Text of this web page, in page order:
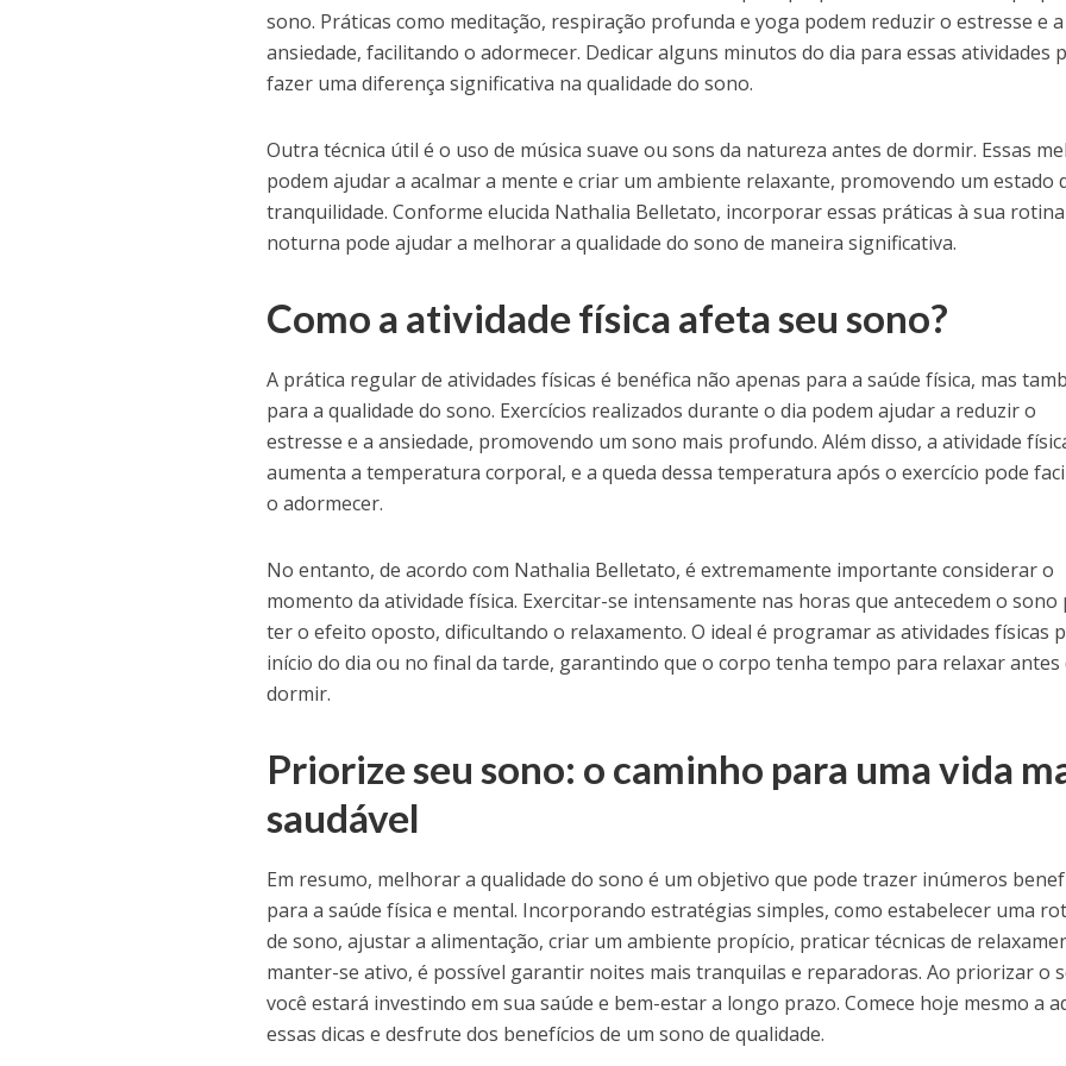
sono. Práticas como meditação, respiração profunda e yoga podem reduzir o estresse e a
ansiedade, facilitando o adormecer. Dedicar alguns minutos do dia para essas atividades
fazer uma diferença significativa na qualidade do sono.
Outra técnica útil é o uso de música suave ou sons da natureza antes de dormir. Essas
podem ajudar a acalmar a mente e criar um ambiente relaxante, promovendo um estado
tranquilidade. Conforme elucida Nathalia Belletato, incorporar essas práticas à sua rotina
noturna pode ajudar a melhorar a qualidade do sono de maneira significativa.
Como a atividade física afeta seu sono?
A prática regular de atividades físicas é benéfica não apenas para a saúde física, mas
para a qualidade do sono. Exercícios realizados durante o dia podem ajudar a reduzir o
estresse e a ansiedade, promovendo um sono mais profundo. Além disso, a atividade
aumenta a temperatura corporal, e a queda dessa temperatura após o exercício pode
o adormecer.
No entanto, de acordo com Nathalia Belletato, é extremamente importante considerar o
momento da atividade física. Exercitar-se intensamente nas horas que antecedem o sono
ter o efeito oposto, dificultando o relaxamento. O ideal é programar as atividades físicas
início do dia ou no final da tarde, garantindo que o corpo tenha tempo para relaxar antes
dormir.
Priorize seu sono: o caminho para uma vida
saudável
Em resumo, melhorar a qualidade do sono é um objetivo que pode trazer inúmeros
para a saúde física e mental. Incorporando estratégias simples, como estabelecer uma
de sono, ajustar a alimentação, criar um ambiente propício, praticar técnicas de
manter-se ativo, é possível garantir noites mais tranquilas e reparadoras. Ao priorizar o
você estará investindo em sua saúde e bem-estar a longo prazo. Comece hoje mesmo a
essas dicas e desfrute dos benefícios de um sono de qualidade.